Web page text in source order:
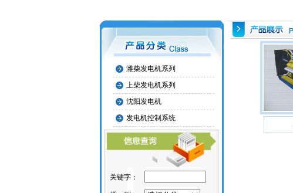
潍柴发电机系列
上柴发电机系列
沈阳发电机
发电机控制系统
关键字：